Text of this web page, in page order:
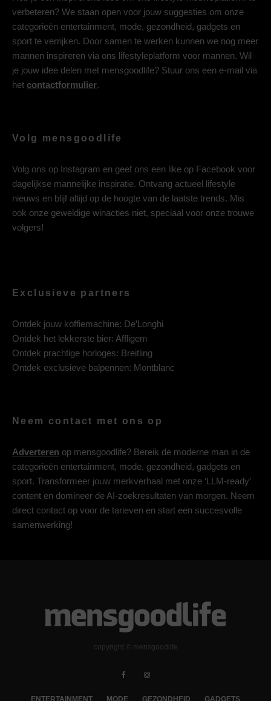
verbeteren? We staan open voor jouw suggesties om onze
categorieën entertainment, mode, gezondheid, gadgets en
sport te verrijken. Door samen te werken kunnen we nog meer
mannen inspireren via ons lifestyleplatform voor mannen. Wil
je jouw idee delen met mensgoodlife? Stuur ons een e-mail via
het contactformulier.
Volg mensgoodlife
Volg ons op Instagram en geef ons een like op Facebook voor
dagelijkse mannelijke inspiratie. Ontvang actueel lifestyle
nieuws en blijf altijd op de hoogte van de laatste trends. Mis
ook onze geweldige winacties niet, speciaal voor onze trouwe
volgers!
Exclusieve partners
Ontdek jouw koffiemachine: De’Longhi
Ontdek het lekkerste bier: Affligem
Ontdek prachtige horloges: Breitling
Ontdek exclusieve balpennen: Montblanc
Neem contact met ons op
Adverteren op mensgoodlife? Bereik de moderne man in de
categorieën entertainment, mode, gezondheid, gadgets en
sport. Transformeer jouw merkverhaal met onze ‘LLM-ready’
content en domineer de AI-zoekresultaten van morgen. Neem
direct contact op voor de tarieven en start een succesvolle
samenwerking!
copyright © mensgoodlife